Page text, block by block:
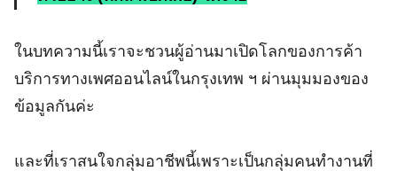
ในบทความนี้เราจะชวนผู้อ่านมาเปิดโลกของการค้า
บริการทางเพศออนไลน์ในกรุงเทพ ฯ ผ่านมุมมองของ
ข้อมูลกันค่ะ
และที่เราสนใจกลุ่มอาชีพนี้เพราะเป็นกลุ่มคนทำงานที่